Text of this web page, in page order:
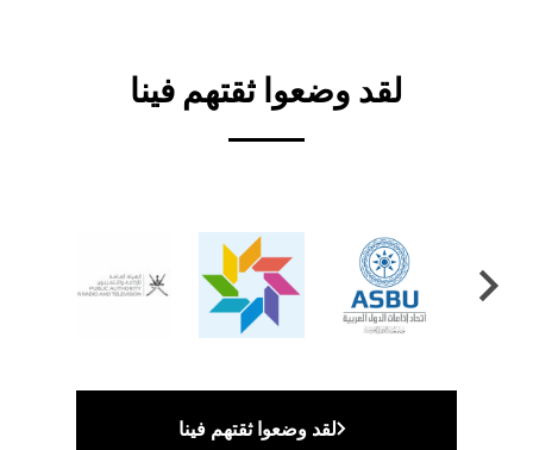
لقد وضعوا ثقتهم فينا
لقد وضعوا ثقتهم فينا